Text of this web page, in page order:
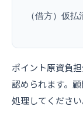
（借方）仮
ポイント原資負
認められます。
処理してください